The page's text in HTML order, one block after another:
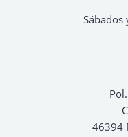
46394
Sábados